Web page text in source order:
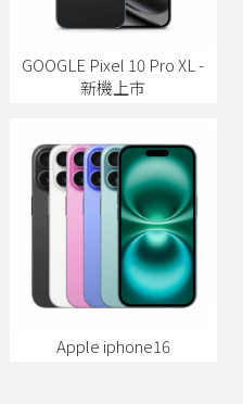
GOOGLE Pixel 10 Pro XL -
新機上市
Apple iphone16